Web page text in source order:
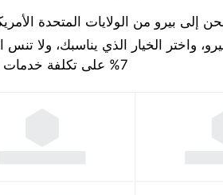
إلى بيرو من الولايات المتحدة
واختر الخيار الذي يناسبك، ولا
7% على تكلفة خدمات الشحن.